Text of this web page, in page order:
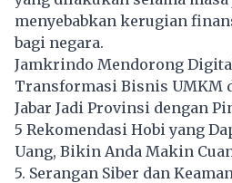
menyebabkan kerugian
bagi negara.
Jamkrindo Mendorong
Transformasi Bisnis UMKM
Jabar Jadi Provinsi dengan
5 Rekomendasi Hobi yang
Uang, Bikin Anda Makin
5. Serangan Siber dan